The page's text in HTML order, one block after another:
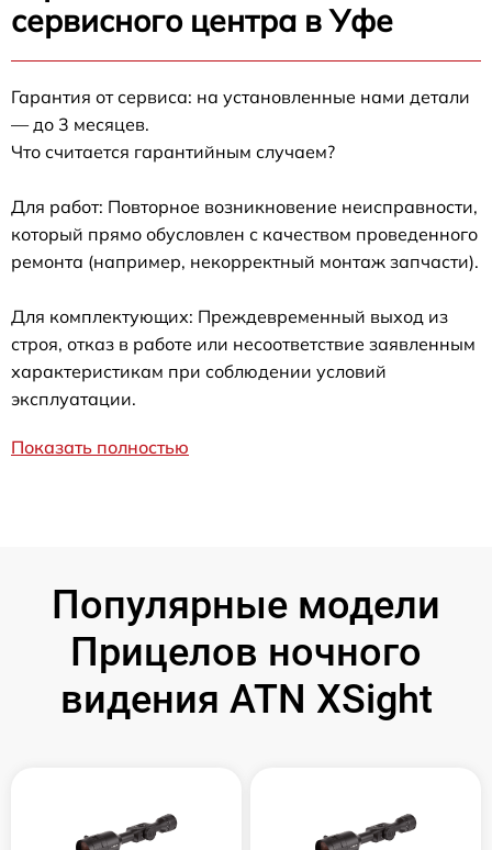
сервисного центра в Уфе
Гарантия от сервиса: на установленные нами детали
— до 3 месяцев.
Что считается гарантийным случаем?
Для работ: Повторное возникновение неисправности,
который прямо обусловлен с качеством проведенного
ремонта (например, некорректный монтаж запчасти).
Для комплектующих: Преждевременный выход из
строя, отказ в работе или несоответствие заявленным
характеристикам при соблюдении условий
эксплуатации.
Показать полностью
Популярные модели
Прицелов ночного
видения ATN XSight